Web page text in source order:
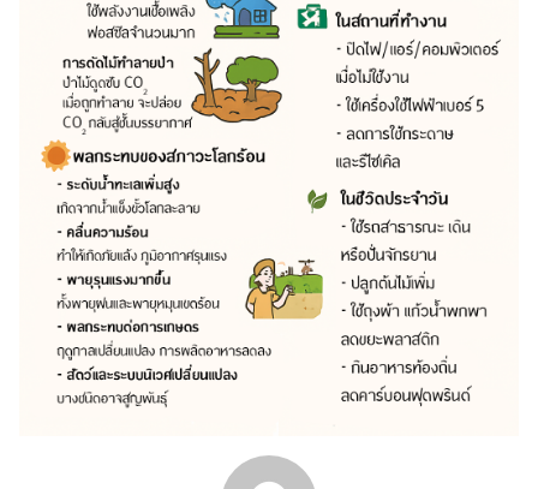
Search
for: Search